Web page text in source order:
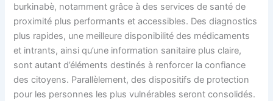
burkinabè, notamment grâce à des services de santé de
proximité plus performants et accessibles. Des diagnostics
plus rapides, une meilleure disponibilité des médicaments
et intrants, ainsi qu’une information sanitaire plus claire,
sont autant d’éléments destinés à renforcer la confiance
des citoyens. Parallèlement, des dispositifs de protection
pour les personnes les plus vulnérables seront consolidés.